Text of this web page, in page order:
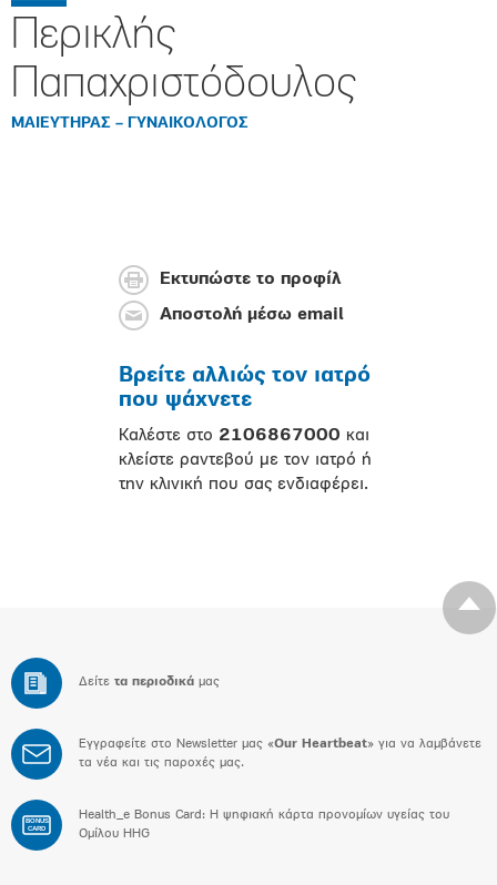
Περικλής
Παπαχριστόδουλος
ΜΑΙΕΥΤΗΡΑΣ – ΓΥΝΑΙΚΟΛΟΓΟΣ
Εκτυπώστε το προφίλ
Αποστολή μέσω email
Βρείτε αλλιώς τον ιατρό
που ψάχνετε
Καλέστε στο 2106867000 και
κλείστε ραντεβού με τον ιατρό ή
την κλινική που σας ενδιαφέρει.
Δείτε τα περιοδικά μας
Εγγραφείτε στο Newsletter μας «Our Heartbeat» για να λαμβάνετε
τα νέα και τις παροχές μας.
BONUS
CARD
Health_e Bonus Card: H ψηφιακή κάρτα προνομίων υγείας του
Ομίλου HHG